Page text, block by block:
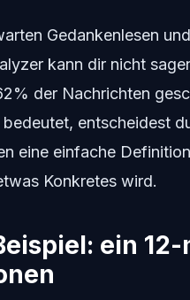
Gedankenlesen
kann dir nicht
der Nachrichten
entscheidest
eine einfache
Konkretes wird.
ein